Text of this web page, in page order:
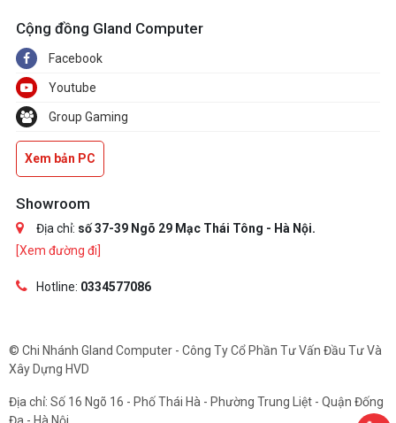
Cộng đồng Gland Computer
Facebook
Youtube
Group Gaming
Xem bản PC
Showroom
Địa chỉ: số 37-39 Ngõ 29 Mạc Thái Tông - Hà Nội.
[Xem đường đi]
Hotline: 0334577086
© Chi Nhánh Gland Computer - Công Ty Cổ Phần Tư Vấn Đầu Tư Và
Xây Dựng HVD
Địa chỉ: Số 16 Ngõ 16 - Phố Thái Hà - Phường Trung Liệt - Quận Đống